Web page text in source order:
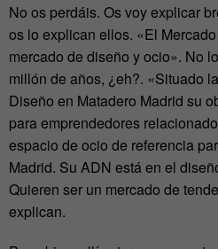
No os perdáis. Os voy explicar
os lo explican ellos. «El
mercado de diseño y ocio». No
millón de años, ¿eh?. «Situado
Diseño en Matadero Madrid su
para emprendedores
espacio de ocio de referencia
Madrid. Su ADN está en el
Quieren ser un mercado de
explican.